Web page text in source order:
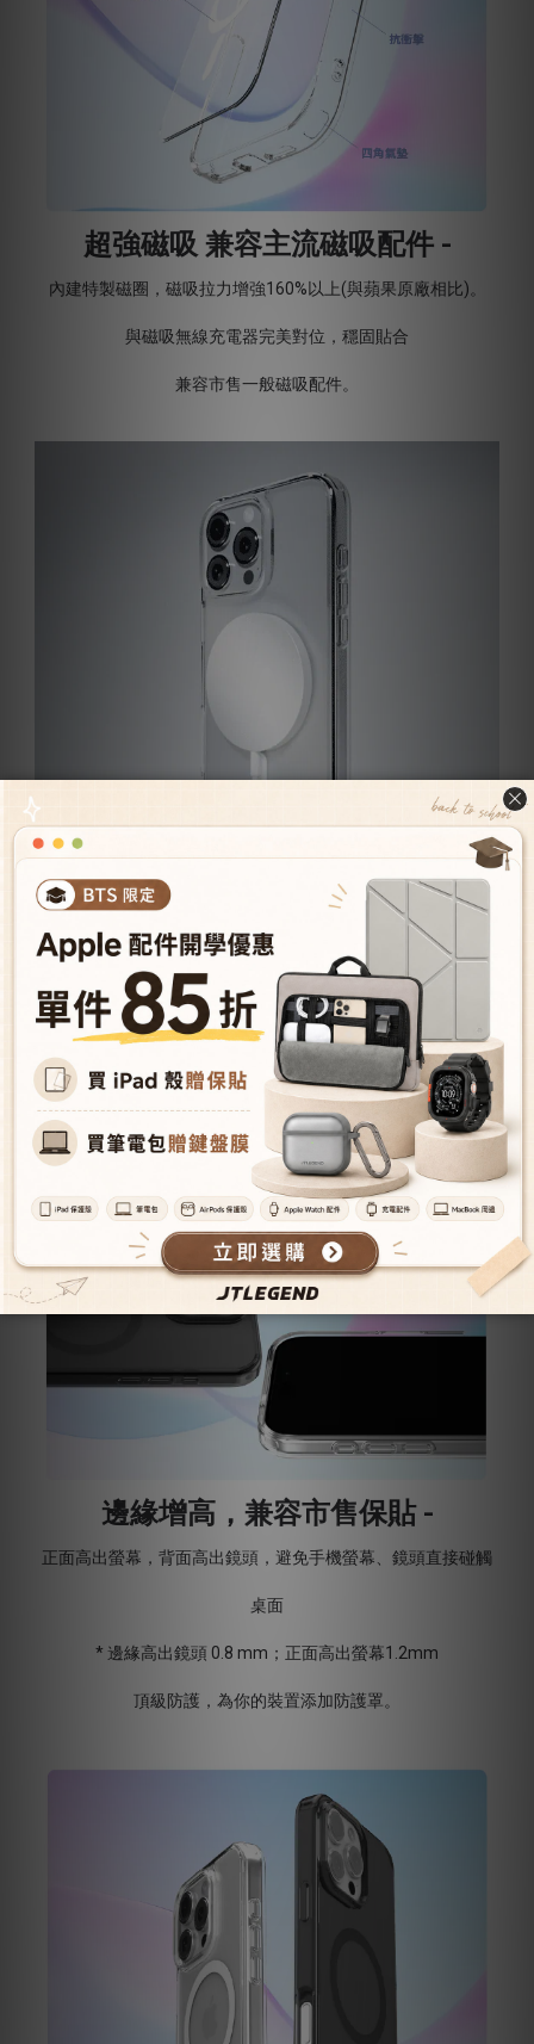
超強磁吸 兼容主流磁吸配件 -
內建特製磁圈，磁吸拉力增強160%以上(與蘋果原廠相比)。
與磁吸無線充電器完美對位，穩固貼合
兼容市售一般磁吸配件。
美國軍規等級防摔 -
四角內建壓力分散氣墊，有效減少衝擊力道
邊緣增高，兼容市售保貼 -
正面高出螢幕，背面高出鏡頭，避免手機螢幕、鏡頭直接碰觸
桌面
* 邊緣高出鏡頭 0.8 mm；正面高出螢幕1.2mm
頂級防護，為你的裝置添加防護罩。